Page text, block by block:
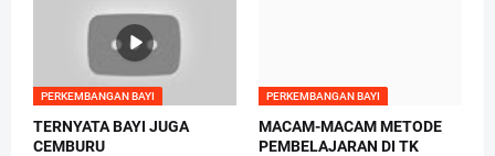
PERKEMBANGAN BAYI
TERNYATA BAYI JUGA
CEMBURU
PERKEMBANGAN BAYI
MACAM-MACAM METODE
PEMBELAJARAN DI TK